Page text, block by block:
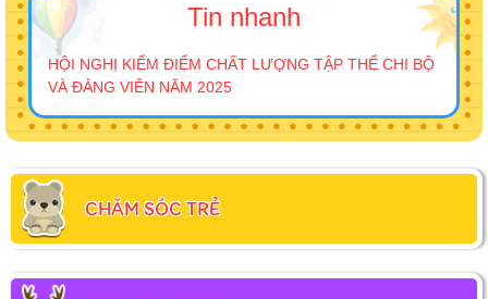
Tin nhanh
HỘI NGHỊ KIỂM ĐIỂM CHẤT LƯỢNG TẬP THỂ CHI BỘ
VÀ ĐẢNG VIÊN NĂM 2025
CHĂM SÓC TRẺ